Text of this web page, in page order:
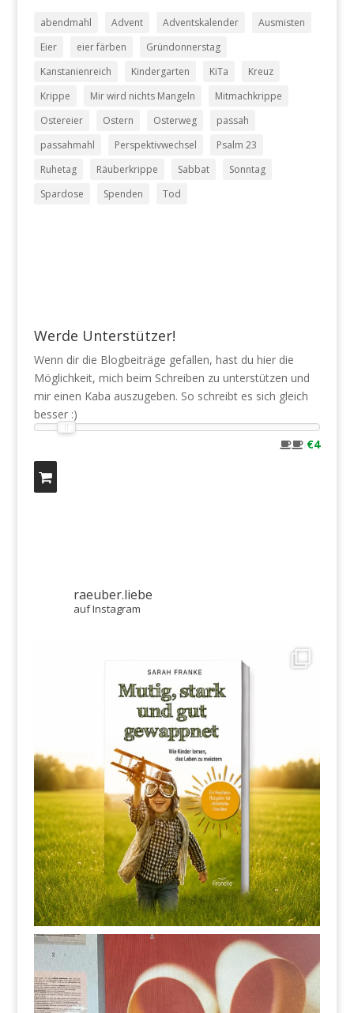
abendmahl Advent Adventskalender
Ausmisten
Eier
eier färben
Gründonnerstag
Kanstanienreich
Kindergarten KiTa
Kreuz
Krippe
Mir wird nichts Mangeln
Mitmachkrippe
Ostereier
Ostern Osterweg
passah
passahmahl
Perspektivwechsel
Psalm 23
Ruhetag
Räuberkrippe Sabbat
Sonntag
Spardose
Spenden Tod
Werde Unterstützer!
Wenn dir die Blogbeiträge gefallen, hast du hier die
Möglichkeit, mich beim Schreiben zu unterstützen und
mir einen Kaba auszugeben. So schreibt es sich gleich
besser :)
€4
raeuber.liebe
auf Instagram